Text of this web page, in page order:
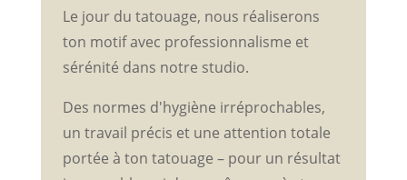
Le jour du tatouage, nous réaliserons
ton motif avec professionnalisme et
sérénité dans notre studio.
Des normes d'hygiène irréprochables,
un travail précis et une attention totale
portée à ton tatouage – pour un résultat